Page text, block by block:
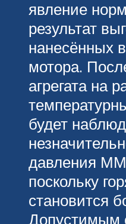
явление
результат
нанесённых
мотора.
агрегата на
будет
давления
поскольку
становится
Допустимым